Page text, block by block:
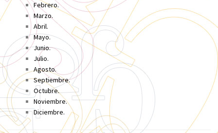
Febrero.
Marzo.
Abril.
Mayo.
Junio.
Julio.
Agosto.
Septiembre.
Octubre.
Noviembre.
Diciembre.